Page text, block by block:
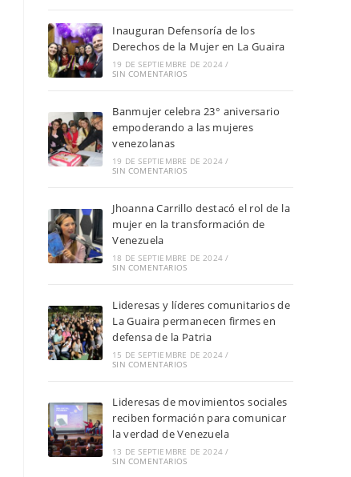
Inauguran Defensoría de los
Derechos de la Mujer en La Guaira
19 DE SEPTIEMBRE DE 2024 /
SIN COMENTARIOS
Banmujer celebra 23° aniversario
empoderando a las mujeres
venezolanas
19 DE SEPTIEMBRE DE 2024 /
SIN COMENTARIOS
Jhoanna Carrillo destacó el rol de la
mujer en la transformación de
Venezuela
18 DE SEPTIEMBRE DE 2024 /
SIN COMENTARIOS
Lideresas y líderes comunitarios de
La Guaira permanecen firmes en
defensa de la Patria
15 DE SEPTIEMBRE DE 2024 /
SIN COMENTARIOS
Lideresas de movimientos sociales
reciben formación para comunicar
la verdad de Venezuela
13 DE SEPTIEMBRE DE 2024 /
SIN COMENTARIOS